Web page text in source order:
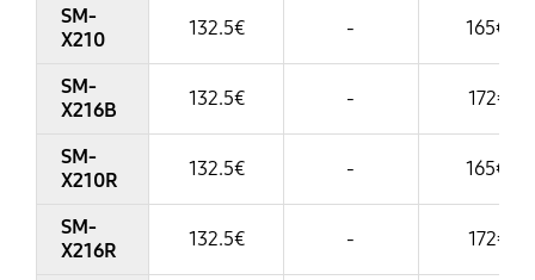
SM-
X210
132.5€ - 165€
SM-
X216B
132.5€ - 172€
SM-
X210R
132.5€ - 165€
SM-
X216R
132.5€ - 172€